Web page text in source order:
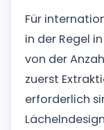
Für
in der Regel
von der
zuerst
erforderlich